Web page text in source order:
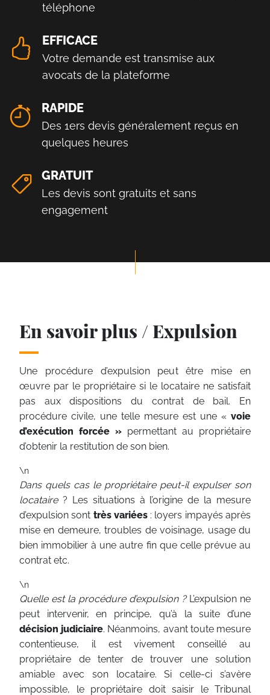
téléphone
EFFICACE
Votre demande est transmise aux
avocats de la plateforme
RAPIDE
Des 1ers devis généralement reçus en
quelques heures
GRATUIT
Les devis sont gratuits et sans
engagement
En savoir plus / Expulsion
Une procédure d’expulsion peut être mise en
œuvre par le propriétaire si le locataire ne satisfait
pas aux dispositions du contrat de bail. En
procédure civile, une telle mesure est une « voie
d’exécution forcée » permettant au propriétaire
d’obtenir la restitution de son bien.
\n
Dans quels cas le propriétaire peut-il expulser son
locataire? Les situations à l’origine de la mesure
d’expulsion sont très variées: loyers impayés après
mise en demeure, troubles de voisinage, usage du
bien immobilier à une autre fin que celle prévue au
contrat etc.
\n
Quelle est la procédure d’expulsion ? L’expulsion ne
peut intervenir, en principe, qu’à la suite d’une
décision judiciaire. Néanmoins, avant toute mesure
contentieuse, il est vivement conseillé au
propriétaire de tenter de trouver une solution
amiable avec son locataire. Si celle-ci s’avère
impossible, le propriétaire doit saisir le Tribunal